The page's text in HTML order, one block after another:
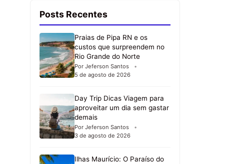
Posts Recentes
Praias de Pipa RN e os
custos que surpreendem no
Rio Grande do Norte
Por Jeferson Santos
5 de agosto de 2026
Day Trip Dicas Viagem para
aproveitar um dia sem gastar
demais
Por Jeferson Santos
3 de agosto de 2026
Ilhas Maurício: O Paraíso do